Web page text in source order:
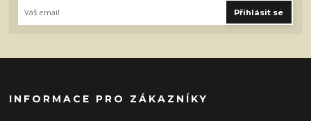
Přihlásit se
INFORMACE PRO ZÁKAZNÍKY